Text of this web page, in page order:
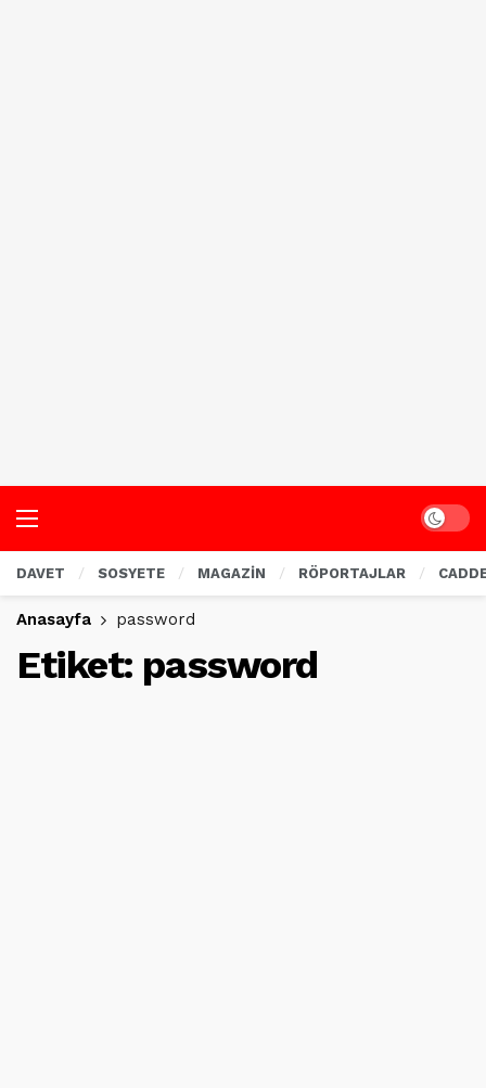
Dark
DAVET SOSYETE MAGAZİN RÖPORTAJLAR
Anasayfa password
Etiket: password